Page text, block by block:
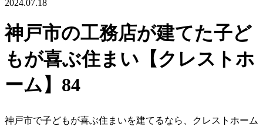
2024.07.18
神戸市の工務店が建てた子ど
もが喜ぶ住まい【クレストホ
ーム】84
神戸市で子どもが喜ぶ住まいを建てるなら、クレストホーム